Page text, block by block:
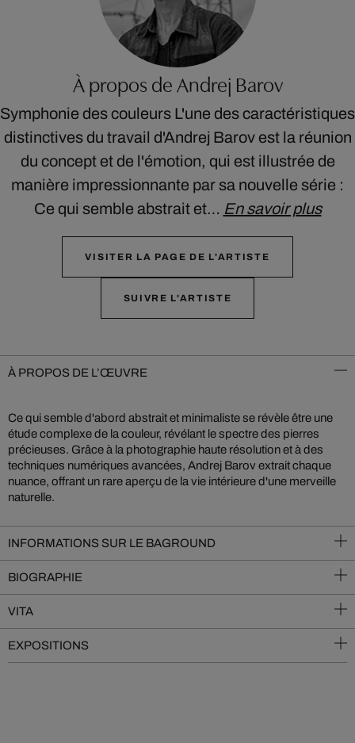
À propos de Andrej Barov
Symphonie des couleurs L'une des caractéristiques
distinctives du travail d'Andrej Barov est la réunion
du concept et de l'émotion, qui est illustrée de
manière impressionnante par sa nouvelle série :
Ce qui semble abstrait et… En savoir plus
VISITER LA PAGE DE L'ARTISTE
SUIVRE L'ARTISTE
À PROPOS DE L’ŒUVRE
Ce qui semble d'abord abstrait et minimaliste se révèle être une
étude complexe de la couleur, révélant le spectre des pierres
précieuses. Grâce à la photographie haute résolution et à des
techniques numériques avancées, Andrej Barov extrait chaque
nuance, offrant un rare aperçu de la vie intérieure d'une merveille
naturelle.
INFORMATIONS SUR LE BAGROUND
BIOGRAPHIE
VITA
EXPOSITIONS